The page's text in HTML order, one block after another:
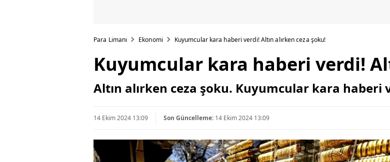
Para Limanı Ekonomi Kuyumcular kara haberi verdi! Altın alırken ceza şoku!
Kuyumcular kara haberi verdi!
Altın alırken ceza şoku. Kuyumcular kara haberi
14 Ekim 2024 13:09 Son Güncelleme: 14 Ekim 2024 13:09